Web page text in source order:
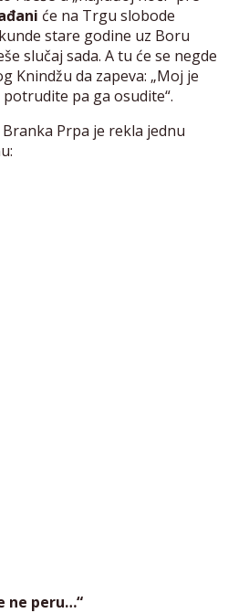
će na Trgu slobode
stare godine uz Boru
slučaj sada. A tu će se negde
Knindžu da zapeva: „Moj je
pa ga osudite“.
Prpa je rekla jednu
ne peru…“